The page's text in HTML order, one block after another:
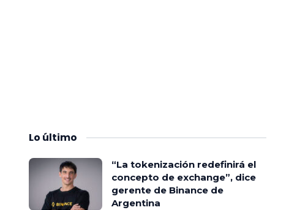
Lo último
“La tokenización redefinirá el
concepto de exchange”, dice
gerente de Binance de
Argentina